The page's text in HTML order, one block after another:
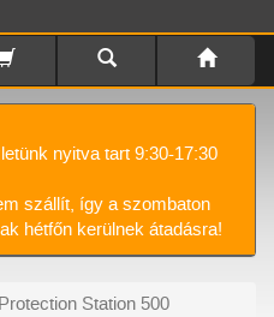
nyitva tart 9:30-17:30
szállít, így a szombaton
hétfőn kerülnek átadásra!
Station 500